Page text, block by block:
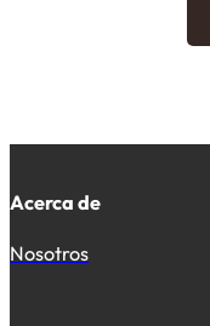
Acerca de
Nosotros